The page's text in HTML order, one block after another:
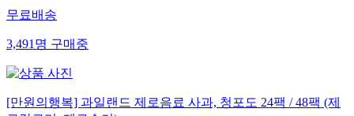
무료배송
3,491명구매중
[만원의행복] 과일랜드 제로음료 사과, 청포도 24팩 / 48팩 (제